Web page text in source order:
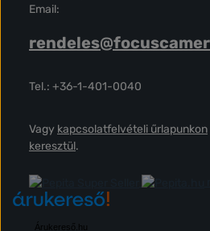
Email:
Tel.: +36-1-401-0040
Vagy kapcsolatfelvételi űrlapunkon
keresztül.
Árukereső.hu